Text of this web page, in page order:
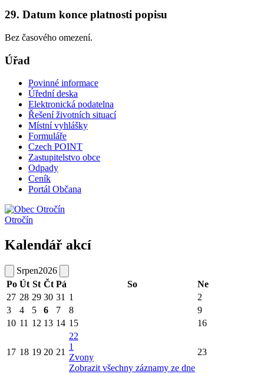
29. Datum konce platnosti popisu
Bez časového omezení.
Úřad
Povinné informace
Úřední deska
Elektronická podatelna
Řešení životních situací
Místní vyhlášky
Formuláře
Czech POINT
Zastupitelstvo obce
Odpady
Ceník
Portál Občana
Otročín
Kalendář akcí
Srpen2026
Po Út St Čt Pá So
Ne
27 28 29 30 31 1
2
3
4 5 6 7 8
9
10 11 12 13 14 15 16
17 18 19 20 21
22
1
Zvony
Zobrazit všechny záznamy ze dne
23